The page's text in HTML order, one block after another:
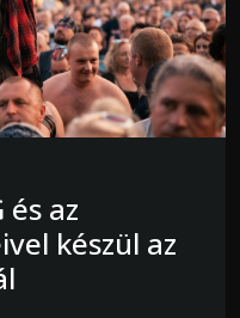
és az
készül az